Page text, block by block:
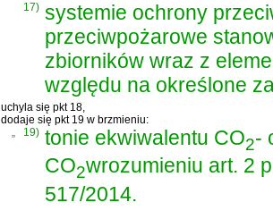
17) systemie ochrony
przeciwpożarowe
zbiorników wraz z
względu na określone
uchyla się pkt 18,
dodaje się pkt 19 w brzmieniu:
19) tonie ekwiwalentu CO2-
CO2wrozumieniu art. 2
517/2014.